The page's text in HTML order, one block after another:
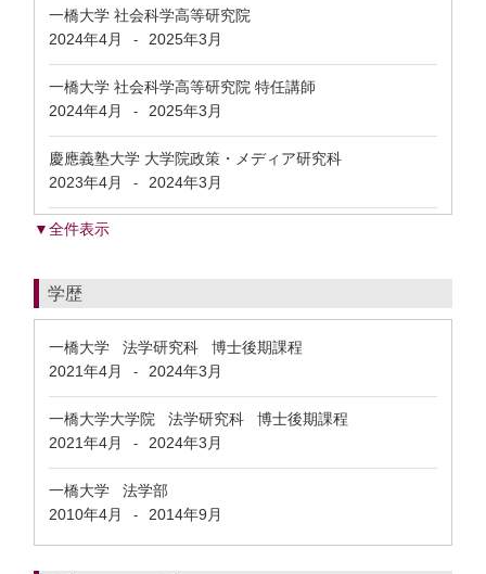
一橋大学 社会科学高等研究院
2024年4月
- 2025年3月
一橋大学 社会科学高等研究院 特任講師
2024年4月
- 2025年3月
慶應義塾大学 大学院政策・メディア研究科
2023年4月
- 2024年3月
▼全件表示
学歴
一橋大学 法学研究科 博士後期課程
2021年4月
- 2024年3月
一橋大学大学院 法学研究科 博士後期課程
2021年4月
- 2024年3月
一橋大学 法学部
2010年4月
- 2014年9月